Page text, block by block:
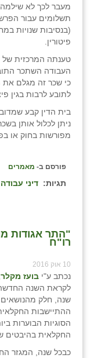
מעבר לכך לא
תשלומים עבור
(בנסיבות שנויות
פיטורין.
טענתה המרכזית של
העבודה השתכר
כי שכר זה מגלם את
לתובע לרבות בגין
בית הדין קבע
ניתן לכלול אותן
מפורשות בחוק או
פורסם ב- מאמרים
תגיות: דיני עבודה
"התר אגודות
רו"ח
10 אוק 2016
נכתב ע"י בועז
לקראת השנה החדשה
שנה, חלק
ההתיישבות
הסוגיות הבוערות
החקלאית בהיבטים
כבכל שנה, המגזר
שבי ציון
שדה ורבורג
שדה צבי
שדמה
תלמי יוסף